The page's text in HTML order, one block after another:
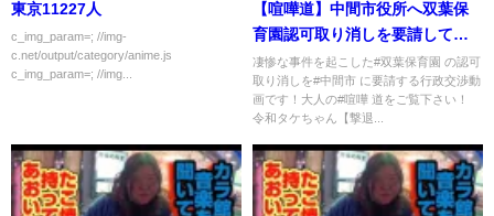
東京11227人
c_img_param=; //img-
c.net/output/category/anime.js
c_img_param=; //img...
【喧嘩道】中間市役所へ双葉保
育園認可取り消しを要請して来
た！福田市長宛で陳情！双葉保
育園の闇【神回】
凄惨な事件を起こした#双葉保育園 の認可
取り消しを#中間市 に要請する行政交渉動
画です！大人の#喧嘩 道をご覧下さい！
令和タケちゃん【撃退...